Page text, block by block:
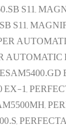
S11,
S11,
1,